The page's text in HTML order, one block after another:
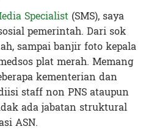
Specialist (SMS), saya
pemerintah. Dari sok
sampai banjir foto kepala
plat merah. Memang
kementerian dan
staff non PNS ataupun
ada jabatan struktural
ASN.